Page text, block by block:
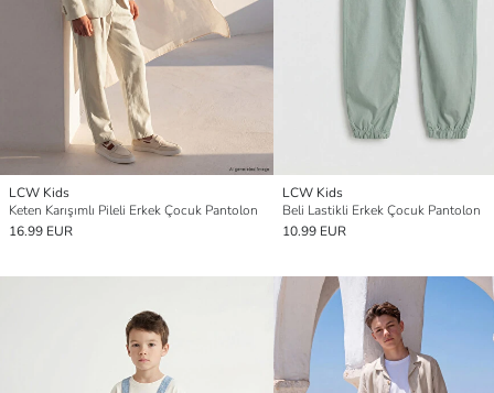
LCW Kids
Keten Karışımlı Pileli Erkek Çocuk Pantolon
16.99 EUR
LCW Kids
Beli Lastikli Erkek Çocuk Pantolon
10.99 EUR